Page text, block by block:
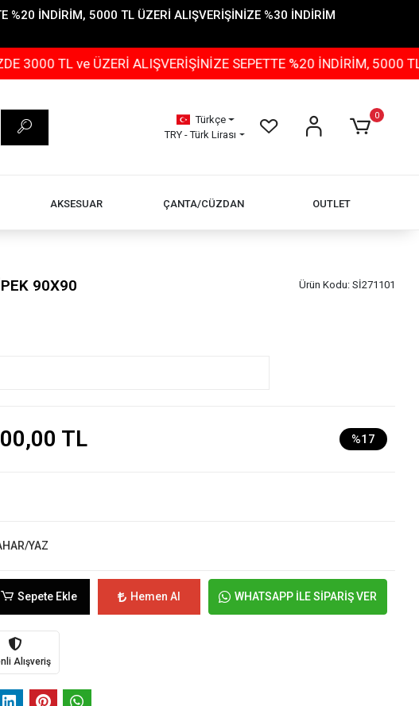
%20 İNDİRİM, 5000 TL ÜZERİ ALIŞVERİŞİNİZE %30 İNDİRİM
ve ÜZERİ ALIŞVERİŞİNİZE SEPETTE %20 İNDİRİM, 5000 TL
Türkçe
TRY - Türk Lirası
0
AKSESUAR ÇANTA/CÜZDAN OUTLET
90X90 Ürün Kodu: Sİ271101
TL %17
YAZ
Sepete Ekle Hemen Al WHATSAPP İLE SİPARİŞ VER
Alışveriş